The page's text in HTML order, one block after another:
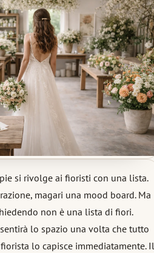
si rivolge ai fioristi con una lista.
magari una mood board. Ma
non è una lista di fiori.
lo spazio una volta che tutto
lo capisce immediatamente. Il